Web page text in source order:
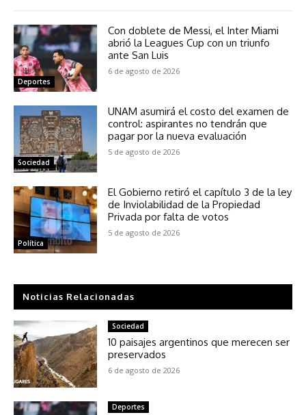
Deportes
Con doblete de Messi, el Inter Miami
abrió la Leagues Cup con un triunfo
ante San Luis
6 de agosto de 2026
Sociedad
UNAM asumirá el costo del examen de
control: aspirantes no tendrán que
pagar por la nueva evaluación
5 de agosto de 2026
Política
El Gobierno retiró el capítulo 3 de la ley
de Inviolabilidad de la Propiedad
Privada por falta de votos
5 de agosto de 2026
Noticias Relacionadas
Sociedad
10 paisajes argentinos que merecen ser
preservados
6 de agosto de 2026
Deportes